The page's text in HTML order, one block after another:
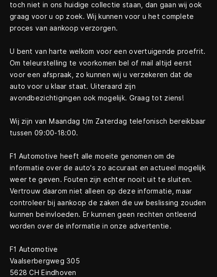
toch niet in ons huidige collectie staan, dan gaan wij ook
graag voor u op zoek. Wij kunnen voor u het complete
proces van aankoop verzorgen.
U bent van harte welkom voor een overtuigende proefrit.
Om teleurstelling te voorkomen bel of mail altijd eerst
voor een afspraak, zo kunnen wij u verzekeren dat de
auto voor u klaar staat. Uiteraard zijn
avondbezichtigingen ook mogelijk. Graag tot ziens!
Wij zijn van Maandag t/m Zaterdag telefonisch bereikbaar
tussen 09:00-18:00.
F1 Automotive heeft alle moeite genomen om de
informatie over de auto's zo accuraat en actueel mogelijk
weer te geven. Fouten zijn echter nooit uit te sluiten.
Vertrouw daarom niet alleen op deze informatie, maar
controleer bij aankoop de zaken die uw beslissing zouden
kunnen beïnvloeden. Er kunnen geen rechten ontleend
worden over de informatie in onze advertentie.
F1 Automotive
Vaalserbergweg 305
5628 CH Eindhoven